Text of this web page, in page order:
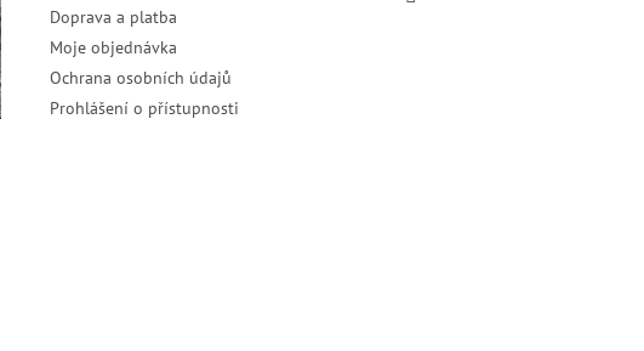
Doprava a platba
Moje objednávka
Ochrana osobních údajů
Prohlášení o přístupnosti